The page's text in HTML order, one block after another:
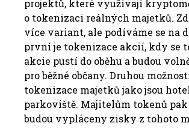
projektů, které využívají
o tokenizaci reálných majetků.
více variant, ale podíváme se na
první je tokenizace akcií, kdy se
akcie pustí do oběhu a budou
pro běžné občany. Druhou
tokenizace majetků jako jsou
parkoviště. Majitelům tokenů pak
budou vypláceny zisky z tohoto